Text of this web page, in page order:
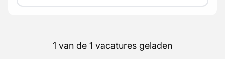
1 van de 1 vacatures geladen